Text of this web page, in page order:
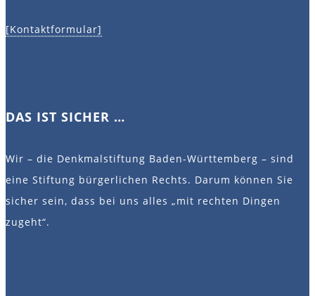
[Kontaktformular]
DAS IST SICHER …
Wir – die Denkmalstiftung Baden-Württemberg – sind
eine Stiftung bürgerlichen Rechts. Darum können Sie
sicher sein, dass bei uns alles „mit rechten Dingen
zugeht“.